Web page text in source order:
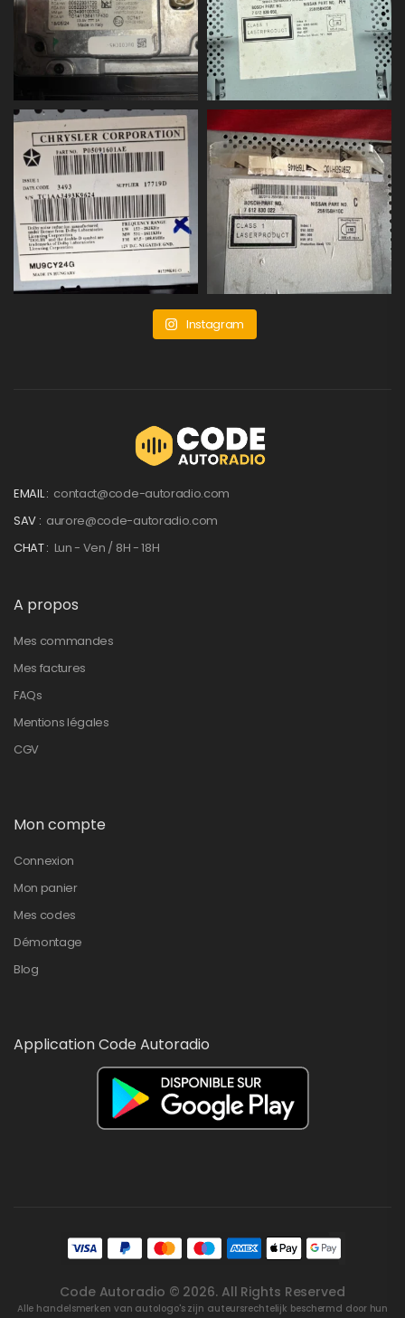
Instagram
EMAIL : contact@code-autoradio.com
SAV : aurore@code-autoradio.com
CHAT : Lun - Ven / 8H - 18H
A propos
Mes commandes
Mes factures
FAQs
Mentions légales
CGV
Mon compte
Connexion
Mon panier
Mes codes
Démontage
Blog
Application Code Autoradio
Code Autoradio © 2026. All Rights Reserved
Alle handelsmerken van autologo's zijn auteursrechtelijk beschermd door hun